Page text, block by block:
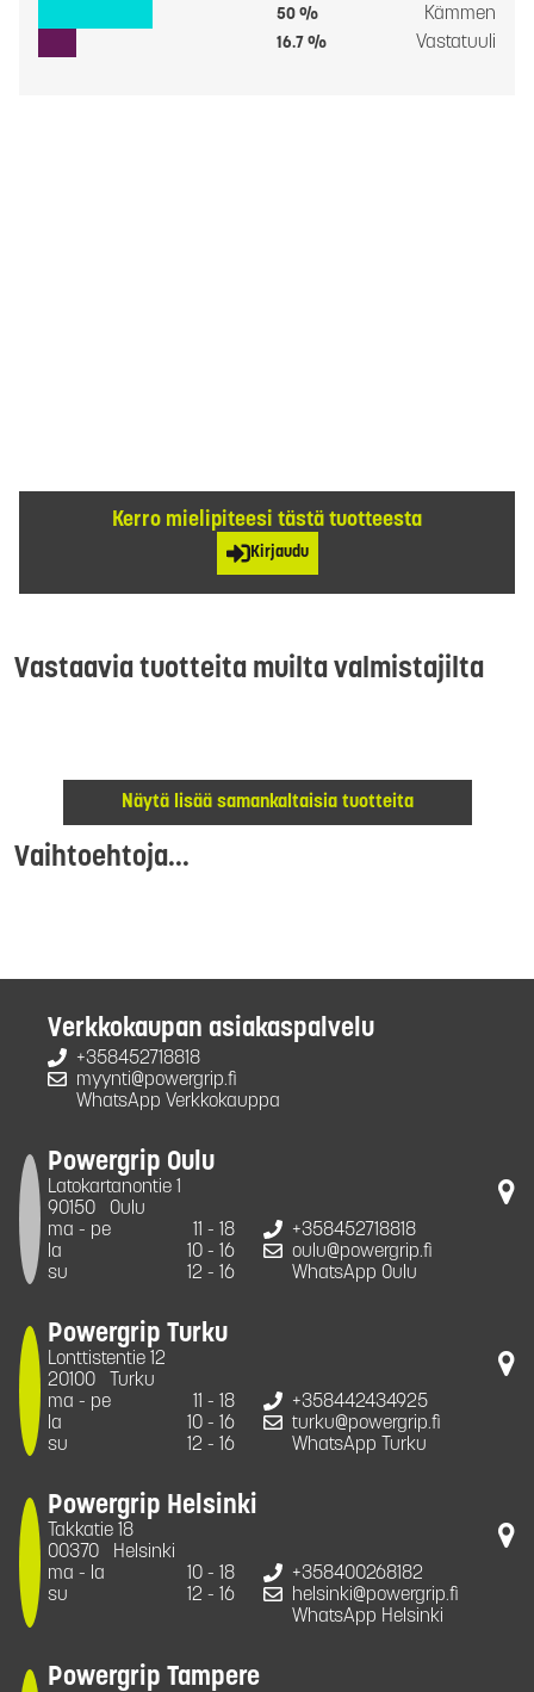
50 % Kämmen
16.7 % Vastatuuli
Kerro mielipiteesi tästä tuotteesta
Kirjaudu
Vastaavia tuotteita muilta valmistajilta
Näytä lisää samankaltaisia tuotteita
Vaihtoehtoja...
Verkkokaupan asiakaspalvelu
+358452718818
myynti@powergrip.fi
WhatsApp Verkkokauppa
Powergrip Oulu
Latokartanontie 1
90150
Oulu
ma - pe
11 - 18
la
10 - 16
su
12 - 16
+358452718818
oulu@powergrip.fi
WhatsApp Oulu
Powergrip Turku
Lonttistentie 12
20100
Turku
ma - pe
11 - 18
la
10 - 16
su
12 - 16
+358442434925
turku@powergrip.fi
WhatsApp Turku
Powergrip Helsinki
Takkatie 18
00370
Helsinki
ma - la
10 - 18
su
12 - 16
+358400268182
helsinki@powergrip.fi
WhatsApp Helsinki
Powergrip Tampere